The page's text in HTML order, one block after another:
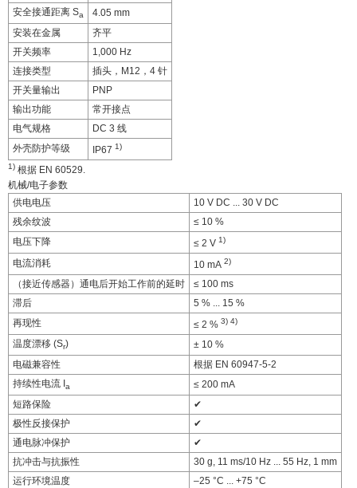
安全接通距离 Sa
4.05 mm
安装在金属
齐平
开关频率
1,000 Hz
连接类型
插头，M12，4 针
开关量输出
PNP
输出功能
常开接点
电气规格
DC 3 线
外壳防护等级
IP67 1)
1) 根据 EN 60529.
机械/电子参数
供电电压
10 V DC ... 30 V DC
残余纹波
≤ 10 %
电压下降
≤ 2 V 1)
电流消耗 10 mA 2)
（接近传感器）通电后开始工作前的延时
≤ 100 ms
滞后
5 % ... 15 %
再现性
≤ 2 % 3) 4)
温度漂移 (Sr)
± 10 %
电磁兼容性
根据 EN 60947-5-2
持续性电流 I a
≤ 200 mA
短路保险
✔
极性反接保护
✔
通电脉冲保护
✔
抗冲击与抗振性
30 g, 11 ms/10 Hz ... 55 Hz, 1 mm
运行环境温度
–25 °C ... +75 °C